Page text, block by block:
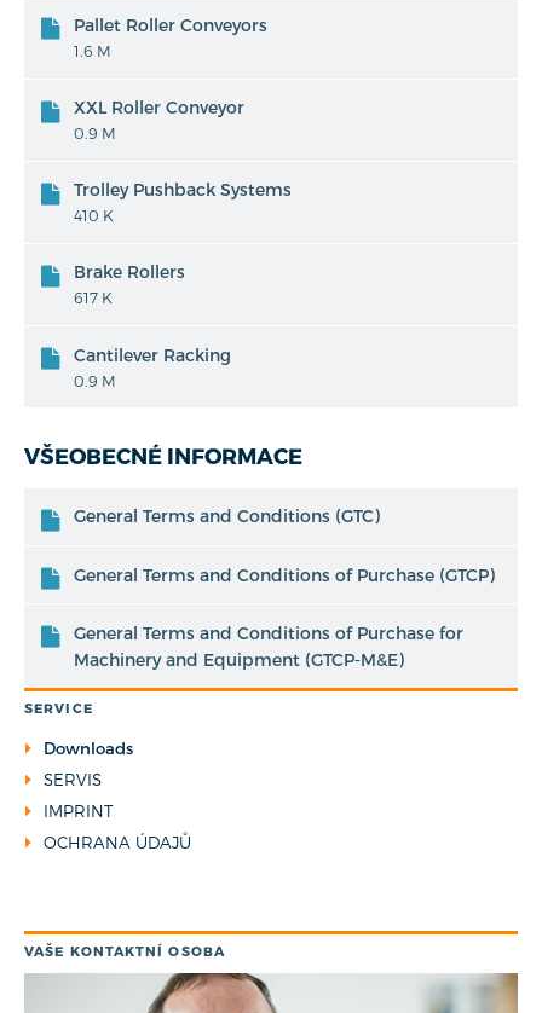
Pallet Roller Conveyors
1.6 M
XXL Roller Conveyor
0.9 M
Trolley Pushback Systems
410 K
Brake Rollers
617 K
Cantilever Racking
0.9 M
VŠEOBECNÉ INFORMACE
General Terms and Conditions (GTC)
General Terms and Conditions of Purchase (GTCP)
General Terms and Conditions of Purchase for
Machinery and Equipment (GTCP-M&E)
SERVICE
Downloads
SERVIS
IMPRINT
OCHRANA ÚDAJŮ
VAŠE KONTAKTNÍ OSOBA